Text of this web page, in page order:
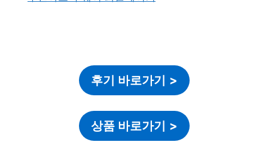
후기 바로가기 >
상품 바로가기 >